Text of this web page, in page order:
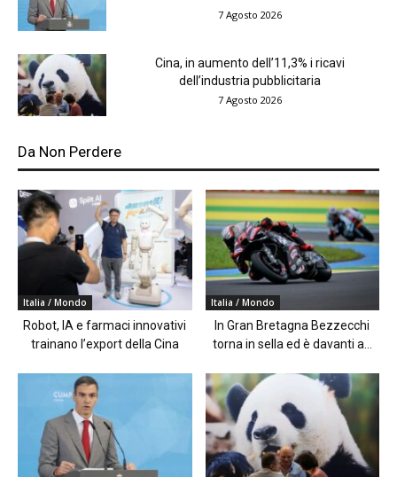
7 Agosto 2026
Cina, in aumento dell’11,3% i ricavi
dell’industria pubblicitaria
7 Agosto 2026
Da Non Perdere
Italia / Mondo
Robot, IA e farmaci innovativi
trainano l’export della Cina
Italia / Mondo
In Gran Bretagna Bezzecchi
torna in sella ed è davanti a...